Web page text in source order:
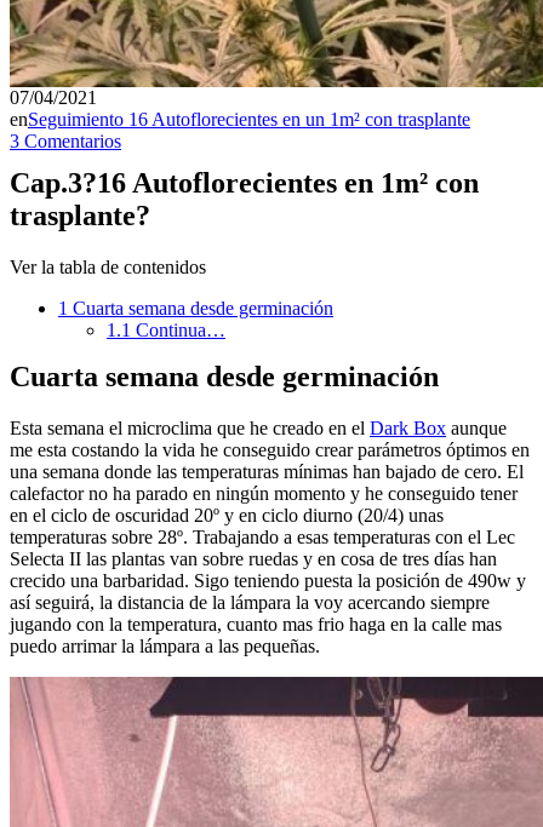
07/04/2021
enSeguimiento 16 Autoflorecientes en un 1m² con trasplante
3 Comentarios
Cap.3?16 Autoflorecientes en 1m² con
trasplante?
Ver la tabla de contenidos
1 Cuarta semana desde germinación
1.1 Continua…
Cuarta semana desde germinación
Esta semana el microclima que he creado en el Dark Box aunque
me esta costando la vida he conseguido crear parámetros óptimos en
una semana donde las temperaturas mínimas han bajado de cero. El
calefactor no ha parado en ningún momento y he conseguido tener
en el ciclo de oscuridad 20º y en ciclo diurno (20/4) unas
temperaturas sobre 28º. Trabajando a esas temperaturas con el Lec
Selecta II las plantas van sobre ruedas y en cosa de tres días han
crecido una barbaridad. Sigo teniendo puesta la posición de 490w y
así seguirá, la distancia de la lámpara la voy acercando siempre
jugando con la temperatura, cuanto mas frio haga en la calle mas
puedo arrimar la lámpara a las pequeñas.